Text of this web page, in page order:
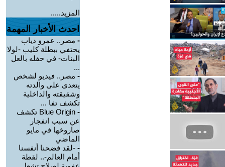
المزيد.....
احدث الأخبار المهمة
- مصر.. عمرو دياب
يحتفي ببطلة كليب -لولا
البنات- في حفله بالعل
...
- مصر.. فيديو لشخص
يتعدى على والدته
وشقيقته والداخلية
تكشف تفا ...
-
Blue Origin تكشف
عن سبب انفجار
صاروخها في مايو
الماضي
- -لقد فضحنا أنفسنا
أمام العالم-.. لقطة